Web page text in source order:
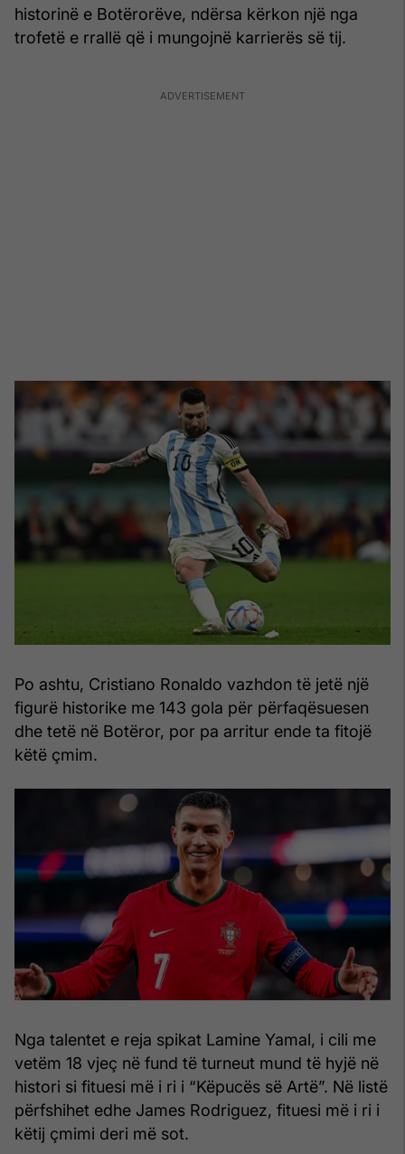
historinë e Botërorëve, ndërsa kërkon një nga
trofetë e rrallë që i mungojnë karrierës së tij.
Po ashtu, Cristiano Ronaldo vazhdon të jetë një
figurë historike me 143 gola për përfaqësuesen
dhe tetë në Botëror, por pa arritur ende ta fitojë
këtë çmim.
Nga talentet e reja spikat Lamine Yamal, i cili me
vetëm 18 vjeç në fund të turneut mund të hyjë në
histori si fituesi më i ri i “Këpucës së Artë”. Në listë
përfshihet edhe James Rodriguez, fituesi më i ri i
këtij çmimi deri më sot.